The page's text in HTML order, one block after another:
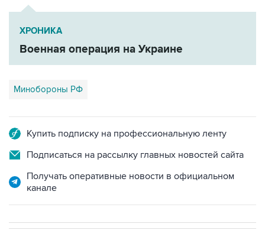
ХРОНИКА
Военная операция на Украине
Минобороны РФ
Купить подписку на профессиональную ленту
Подписаться на рассылку главных новостей сайта
Получать оперативные новости в официальном
канале